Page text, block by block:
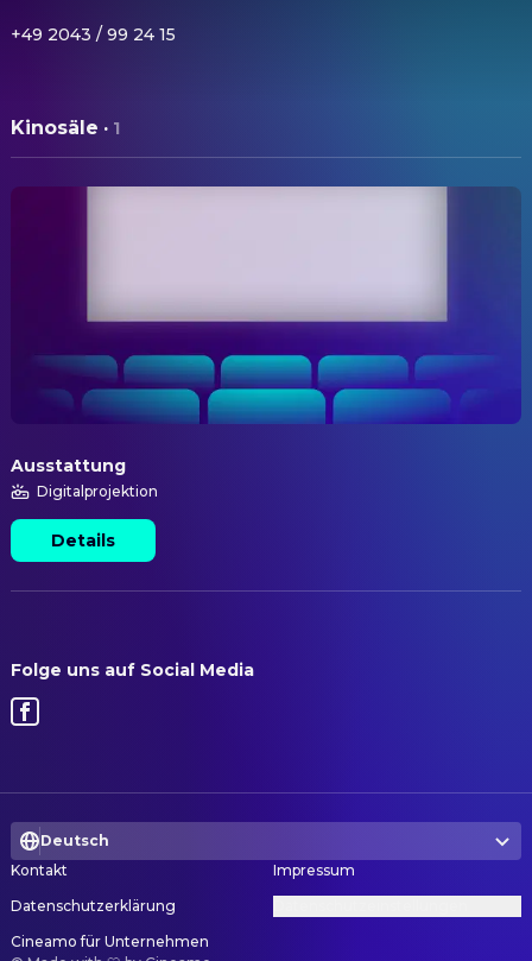
+49 2043 / 99 24 15
Kinosäle · 1
Ausstattung
Digitalprojektion
Details
Folge uns auf Social Media
Deutsch
Kontakt
Impressum
Datenschutzerklärung
Cineamo für Unternehmen